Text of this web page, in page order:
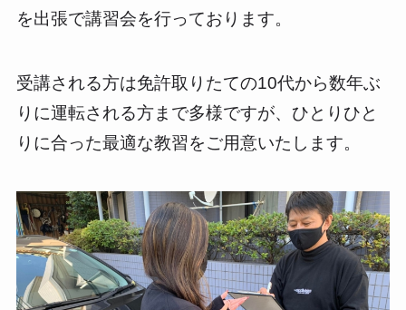
を出張で講習会を行っております。
受講される方は免許取りたての10代から数年ぶ
りに運転される方まで多様ですが、ひとりひと
りに合った最適な教習をご用意いたします。